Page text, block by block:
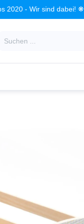
2020 - Wir sind dabei! ❋